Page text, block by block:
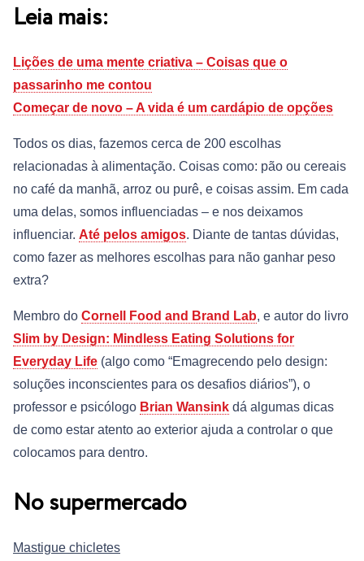
Leia mais:
Lições de uma mente criativa – Coisas que o
passarinho me contou
Começar de novo – A vida é um cardápio de opções
Todos os dias, fazemos cerca de 200 escolhas
relacionadas à alimentação. Coisas como: pão ou cereais
no café da manhã, arroz ou purê, e coisas assim. Em cada
uma delas, somos influenciadas – e nos deixamos
influenciar. Até pelos amigos. Diante de tantas dúvidas,
como fazer as melhores escolhas para não ganhar peso
extra?
Membro do Cornell Food and Brand Lab, e autor do livro
Slim by Design: Mindless Eating Solutions for
Everyday Life (algo como “Emagrecendo pelo design:
soluções inconscientes para os desafios diários”), o
professor e psicólogo Brian Wansink dá algumas dicas
de como estar atento ao exterior ajuda a controlar o que
colocamos para dentro.
No supermercado
Mastigue chicletes